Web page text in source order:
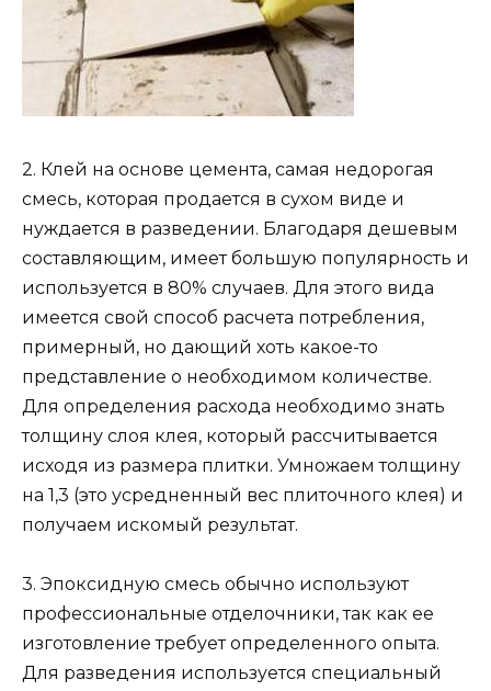
2. Клей на основе цемента, самая недорогая
смесь, которая продается в сухом виде и
нуждается в разведении. Благодаря дешевым
составляющим, имеет большую популярность и
используется в 80% случаев. Для этого вида
имеется свой способ расчета потребления,
примерный, но дающий хоть какое-то
представление о необходимом количестве.
Для определения расхода необходимо знать
толщину слоя клея, который рассчитывается
исходя из размера плитки. Умножаем толщину
на 1,3 (это усредненный вес плиточного клея) и
получаем искомый результат.
3. Эпоксидную смесь обычно используют
профессиональные отделочники, так как ее
изготовление требует определенного опыта.
Для разведения используется специальный